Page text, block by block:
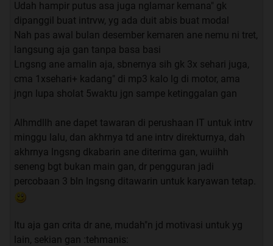
kepada orang2 yang mengajarkan kebaikan kepada kita
terkhusus kepada ikhwan kitaHaji Hardi Ahmad bin Haji
Pardi Ismail dan kepada guru-gurunya - semoga berkah
kehidupannya
Udah hampir putus asa juga nglamar kemana" gk
dipanggil buat intrvw, yg ada duit abis buat modal
Nah pas awal bulan desember kemaren ane nemu ni tret,
langsung aja gan tanpa basa basi
Lngsng ane amalin aja, sbnernya sih gk 3x sehari juga,
cma 1xsehari+ kadang" di mp3 kalo lg di motor, ama
jngn lupa sholat 5waktu jgn sampe ketinggalan gan
Alhmdllh ane dapet tawaran di perushaan IT untuk intrv
minggu lalu, dan akhrnya td ane intrv direkturnya, dah
akhrnya lngsng dkabarin ane diterima gan, wuiihh
seneng bgt bukan main gan, dr pengguran jadi
percobaan 3 bln lngsng ditawarin untuk karyawan tetap.
Itu aja gan crita dr ane, mudah"n jd motivasi untuk yg
lain, sekian gan :tehmanis: